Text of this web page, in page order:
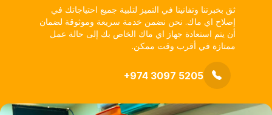
ثق بخبرتنا وتفانينا في التميز لتلبية جميع احتياجاتك في
إصلاح اي ماك. نحن نضمن خدمة سريعة وموثوقة لضمان
أن يتم استعادة جهاز اي ماك الخاص بك إلى حالة عمل
ممتازة في أقرب وقت ممكن.
+974 3097 5205